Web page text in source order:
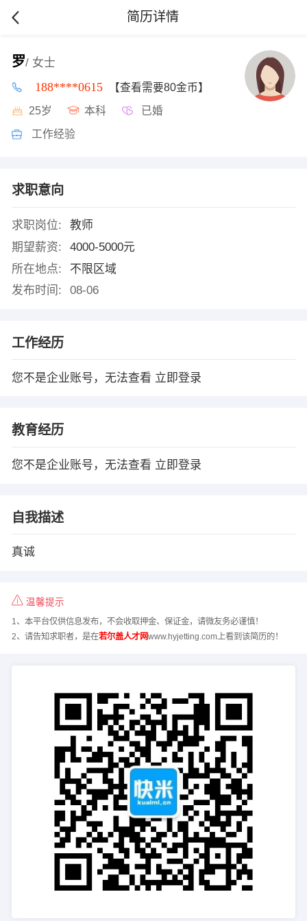
简历详情
罗/ 女士
188****0615 【查看需要80金币】
25岁 本科 已婚
工作经验
求职意向
求职岗位:
教师
期望薪资:
4000-5000元
所在地点:
不限区域
发布时间:
08-06
工作经历
您不是企业账号，无法查看 立即登录
教育经历
您不是企业账号，无法查看 立即登录
自我描述
真诚
温馨提示
1、本平台仅供信息发布，不会收取押金、保证金，请微友务必谨慎！
2、请告知求职者，是在若尔盖人才网www.hyjetting.com上看到该简历的！